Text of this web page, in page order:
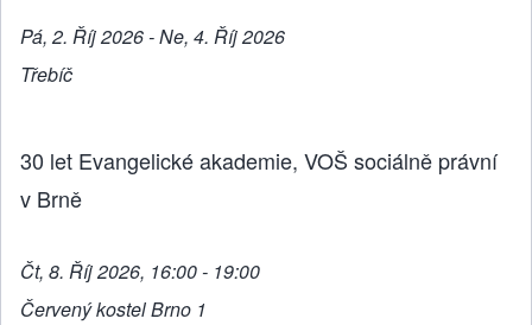
Pá, 2. Říj 2026 - Ne, 4. Říj 2026
Třebíč
30 let Evangelické akademie, VOŠ sociálně právní
v Brně
Čt, 8. Říj 2026, 16:00 - 19:00
Červený kostel Brno 1